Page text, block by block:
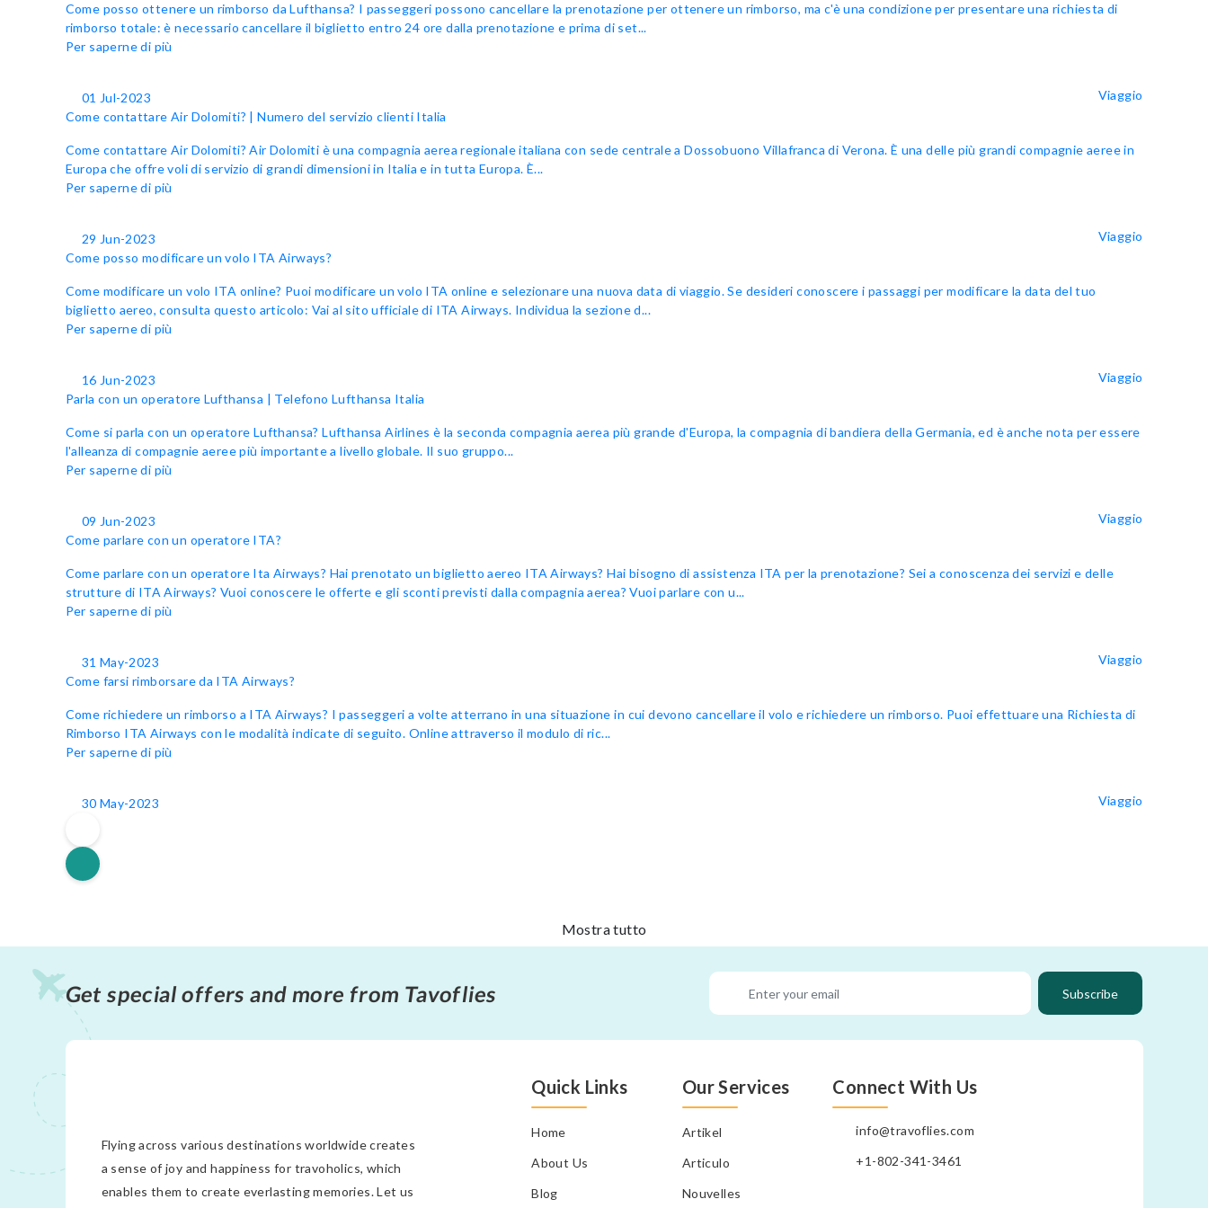
Come posso ottenere un rimborso da Lufthansa? I passeggeri possono cancellare la prenotazione per ottenere un rimborso, ma c'è una condizione per presentare una richiesta di
rimborso totale: è necessario cancellare il biglietto entro 24 ore dalla prenotazione e prima di set...
Per saperne di più
01 Jul-2023
Viaggio
Come contattare Air Dolomiti? | Numero del servizio clienti Italia
Come contattare Air Dolomiti? Air Dolomiti è una compagnia aerea regionale italiana con sede centrale a Dossobuono Villafranca di Verona. È una delle più grandi compagnie aeree in
Europa che offre voli di servizio di grandi dimensioni in Italia e in tutta Europa. È...
Per saperne di più
29 Jun-2023
Viaggio
Come posso modificare un volo ITA Airways?
Come modificare un volo ITA online? Puoi modificare un volo ITA online e selezionare una nuova data di viaggio. Se desideri conoscere i passaggi per modificare la data del tuo
biglietto aereo, consulta questo articolo: Vai al sito ufficiale di ITA Airways. Individua la sezione d...
Per saperne di più
16 Jun-2023
Viaggio
Parla con un operatore Lufthansa | Telefono Lufthansa Italia
Come si parla con un operatore Lufthansa? Lufthansa Airlines è la seconda compagnia aerea più grande d'Europa, la compagnia di bandiera della Germania, ed è anche nota per essere
l'alleanza di compagnie aeree più importante a livello globale. Il suo gruppo...
Per saperne di più
09 Jun-2023
Viaggio
Come parlare con un operatore ITA?
Come parlare con un operatore Ita Airways? Hai prenotato un biglietto aereo ITA Airways? Hai bisogno di assistenza ITA per la prenotazione? Sei a conoscenza dei servizi e delle
strutture di ITA Airways? Vuoi conoscere le offerte e gli sconti previsti dalla compagnia aerea? Vuoi parlare con u...
Per saperne di più
31 May-2023
Viaggio
Come farsi rimborsare da ITA Airways?
Come richiedere un rimborso a ITA Airways? I passeggeri a volte atterrano in una situazione in cui devono cancellare il volo e richiedere un rimborso. Puoi effettuare una Richiesta di
Rimborso ITA Airways con le modalità indicate di seguito. Online attraverso il modulo di ric...
Per saperne di più
30 May-2023 Viaggio
Mostra tutto
Get special offers and more from Tavoflies Subscribe
Flying across various destinations worldwide creates
a sense of joy and happiness for travoholics, which
enables them to create everlasting memories. Let us
Quick Links
Home
About Us
Blog
Our Services
Artikel
Articulo
Nouvelles
Connect With Us
info@travoflies.com
+1-802-341-3461